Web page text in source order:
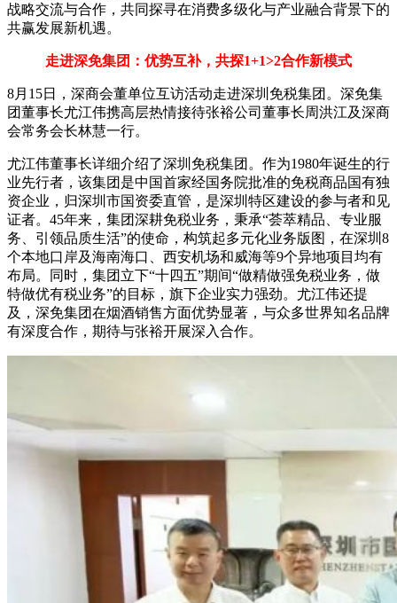
战略交流与合作，共同探寻在消费多级化与产业融合背景下的
共赢发展新机遇。
走进深免集团：优势互补，共探1+1>2合作新模式
8月15日，深商会董单位互访活动走进深圳免税集团。深免集
团董事长尤江伟携高层热情接待张裕公司董事长周洪江及深商
会常务会长林慧一行。
尤江伟董事长详细介绍了深圳免税集团。作为1980年诞生的行
业先行者，该集团是中国首家经国务院批准的免税商品国有独
资企业，归深圳市国资委直管，是深圳特区建设的参与者和见
证者。45年来，集团深耕免税业务，秉承“荟萃精品、专业服
务、引领品质生活”的使命，构筑起多元化业务版图，在深圳8
个本地口岸及海南海口、西安机场和威海等9个异地项目均有
布局。同时，集团立下“十四五”期间“做精做强免税业务，做
特做优有税业务”的目标，旗下企业实力强劲。尤江伟还提
及，深免集团在烟酒销售方面优势显著，与众多世界知名品牌
有深度合作，期待与张裕开展深入合作。